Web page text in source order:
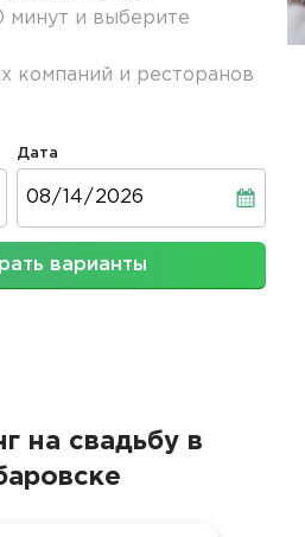
минут и выберите
компаний и ресторанов
Дата
варианты
на свадьбу в